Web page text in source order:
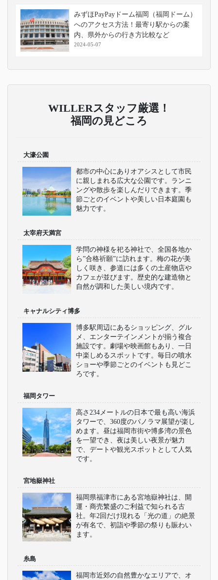
みずほPayPayドーム福岡（福岡ドーム）
へのアクセス方法！最寄り駅からの案
内、県外からの行き方比較など
2024-05-07
WILLERスタッフ厳選！
福岡の見どころ
大濠公園
都市の中心にありオアシスとして市民
に親しまれる広大な公園です。ランニ
ングや散歩を楽しんだりできます。季
節ごとのイベントや美しい日本庭園も
魅力です。
太宰府天満宮
学問の神様を祀る神社で、全国各地か
ら”合格祈願”に訪れます。梅の花が美
しく咲き、参道には多くの土産物店や
カフェが並びます。歴史的な建造物と
自然が調和した美しい境内です。
キャナルシティ博多
博多駅周辺にあるショッピング、グル
メ、エンターテインメントが揃う複合
施設です。劇場や映画館もあり、一日
中楽しめるスポットです。毎日の噴水
ショーや季節ごとのイベントも見どこ
ろです。
福岡タワー
高さ234メートルの日本で最も高い海浜
タワーで、360度のパノラマ展望が楽し
めます。昼は福岡市街や博多湾の景色
を一望でき、夜は美しい夜景が魅力
で、デートや観光スポットとして人気
です。
宮地嶽神社
福岡県福津市にある宮地嶽神社は、開
運・商売繁盛のご利益で知られる古
社。年2回だけ現れる「光の道」の絶景
が有名で、初詣や季節の祭りも賑わい
ます。
糸島
福岡市近郊の自然豊かなエリアで、オ